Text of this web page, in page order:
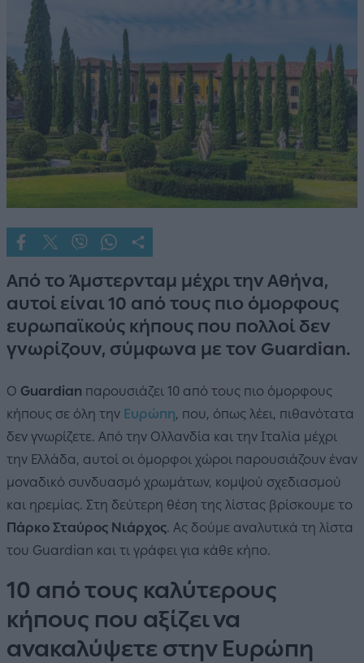
Από το Άμστερνταμ μέχρι την Αθήνα,
αυτοί είναι 10 από τους πιο όμορφους
ευρωπαϊκούς κήπους που πολλοί δεν
γνωρίζουν, σύμφωνα με τον Guardian.
Ο Guardian παρουσιάζει 10 από τους πιο όμορφους
κήπους σε όλη την Ευρώπη, που, όπως λέει, πιθανότατα
δεν γνωρίζετε. Από την Ολλανδία και την Ιταλία μέχρι
την Ελλάδα, αυτοί οι όμορφοι χώροι παρουσιάζουν έναν
μοναδικό συνδυασμό χρωμάτων, κομψού σχεδιασμού
και ηρεμίας. Στη δεύτερη θέση της λίστας βρίσκουμε το
Πάρκο Σταύρος Νιάρχος. Ας δούμε αναλυτικά τη λίστα
του Guardian και τι γράφει για κάθε κήπο.
10 από τους καλύτερους
κήπους που αξίζει να
ανακαλύψετε στην Ευρώπη